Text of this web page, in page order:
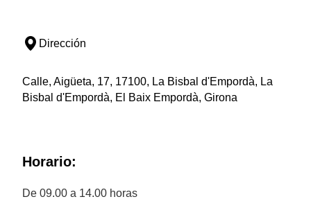
Dirección
Calle, Aigüeta, 17, 17100, La Bisbal d'Empordà, La
Bisbal d'Empordà, El Baix Empordà, Girona
Horario:
De 09.00 a 14.00 horas